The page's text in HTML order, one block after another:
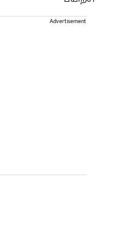
Advertisement